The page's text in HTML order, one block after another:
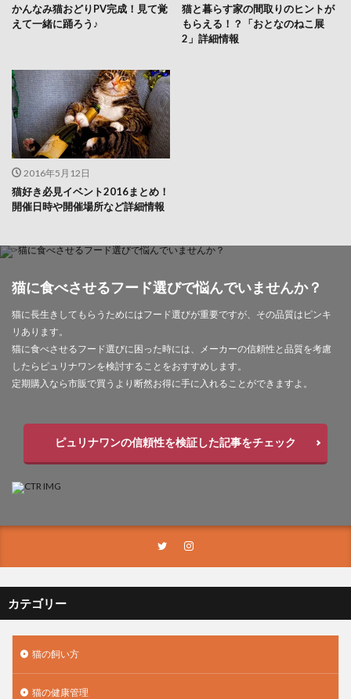
かんなみ猫おどりPV完成！見て覚
えて一緒に踊ろう♪
猫と暮らす家の間取りのヒントが
もらえる！？「おとなのねこ展
2」詳細情報
2016年5月12日
猫好き必見イベント2016まとめ！
開催日時や開催場所など詳細情報
猫に食べさせるフード選びで悩んでいませんか？
猫に長生きしてもらうためにはフード選びが重要ですが、その品質はピンキ
リあります。
猫に食べさせるフード選びに困った時には、メーカーの信頼性と品質を考慮
したらピュリナワンを検討することをおすすめします。
定期購入なら市販で買うより断然お得に手に入れることができますよ。
ピュリナワンの信頼性を検証した記事をチェック
カテゴリー
猫の飼い方
猫の健康管理